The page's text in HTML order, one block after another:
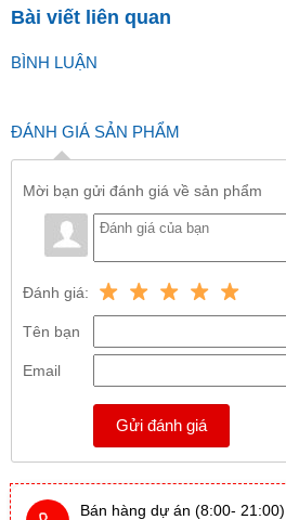
Bài viết liên quan
BÌNH LUẬN
ĐÁNH GIÁ SẢN PHẨM
Mời bạn gửi đánh giá về sản phẩm
Đánh giá:
Tên bạn
Email
Gửi đánh giá
Bán hàng dự án (8:00- 21:00)